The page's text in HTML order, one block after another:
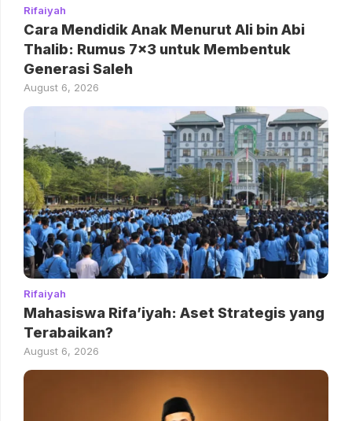
Rifaiyah
Cara Mendidik Anak Menurut Ali bin Abi
Thalib: Rumus 7×3 untuk Membentuk
Generasi Saleh
August 6, 2026
Rifaiyah
Mahasiswa Rifa’iyah: Aset Strategis yang
Terabaikan?
August 6, 2026